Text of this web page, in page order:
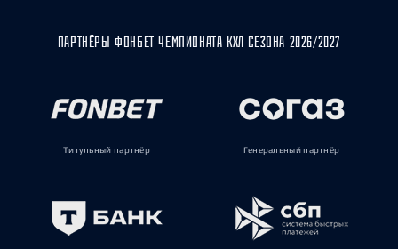
ПАРТНЁРЫ ФОНБЕТ ЧЕМПИОНАТА КХЛ СЕЗОНА 2026/2027
Титульный партнёр Генеральный партнёр